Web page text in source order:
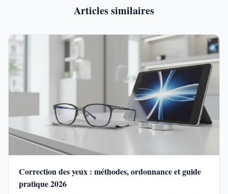
Articles similaires
Correction des yeux : méthodes, ordonnance et guide
pratique 2026